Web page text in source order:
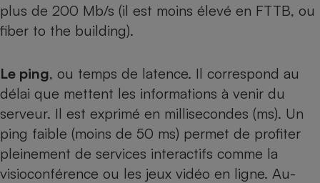
plus de 200 Mb/s (il est moins élevé en FTTB, ou
fiber to the building).
Le ping, ou temps de latence. Il correspond au
délai que mettent les informations à venir du
serveur. Il est exprimé en millisecondes (ms). Un
ping faible (moins de 50 ms) permet de profiter
pleinement de services interactifs comme la
visioconférence ou les jeux vidéo en ligne. Au-